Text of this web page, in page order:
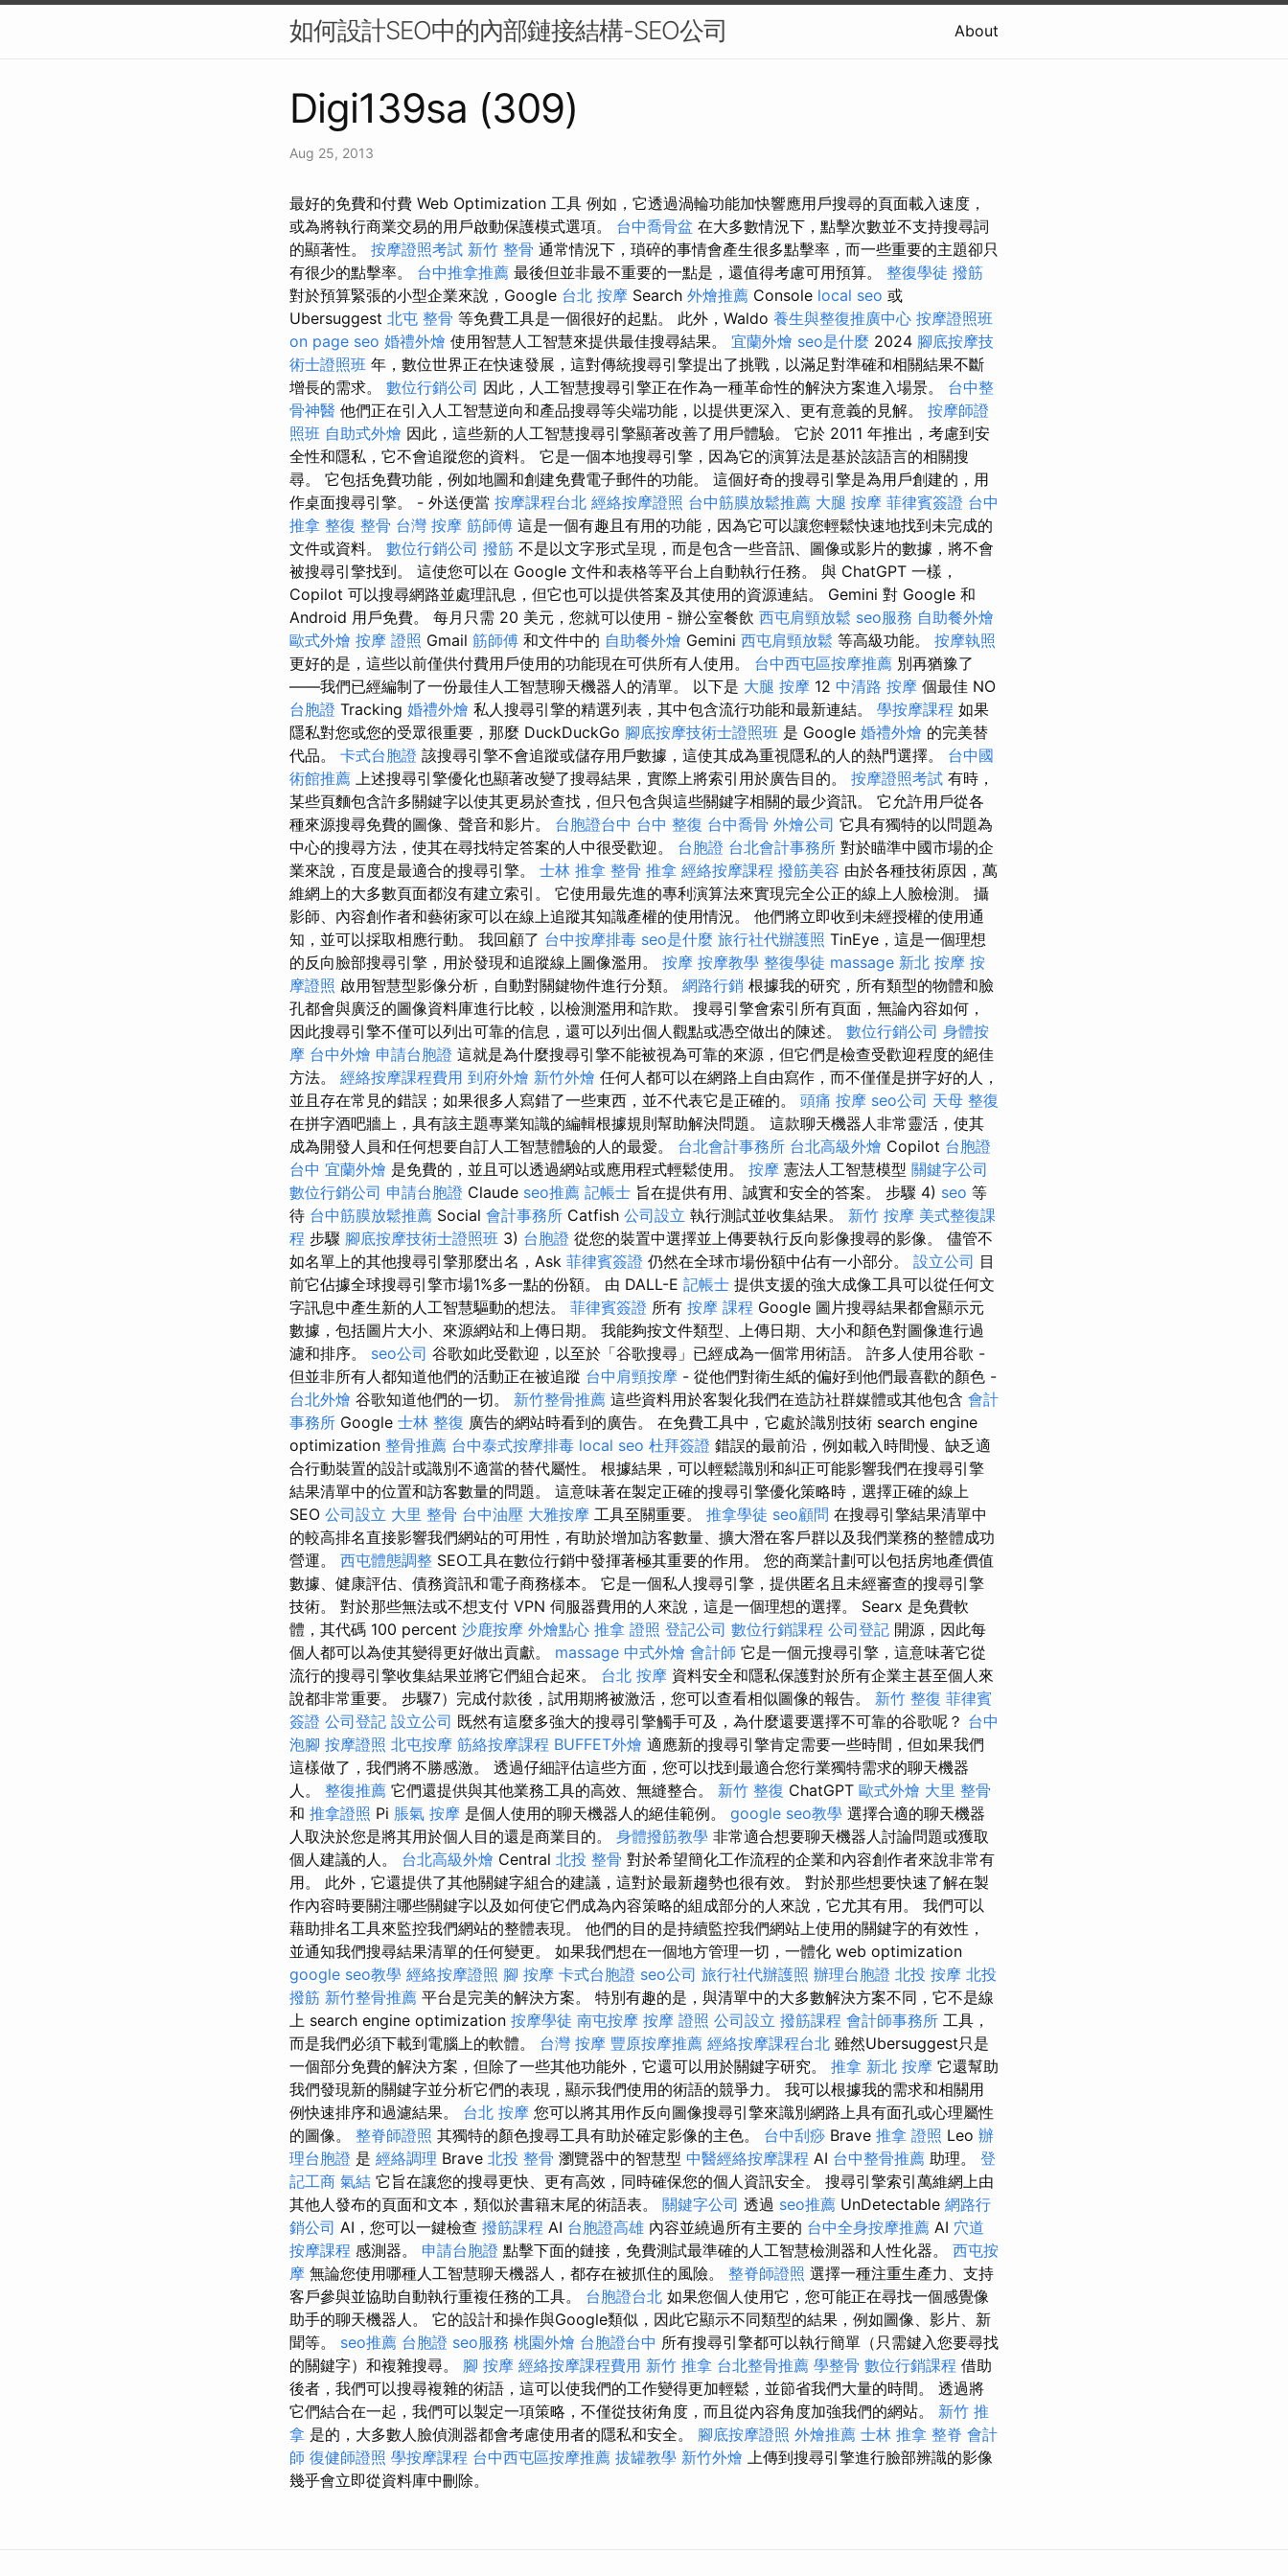
如何設計SEO中的內部鏈接結構-SEO公司 About
Digi139sa (309)
Aug 25, 2013
最好的免費和付費 Web Optimization 工具 例如，它透過渦輪功能加快響應用戶搜尋的頁面載入速度，
或為將執行商業交易的用戶啟動保護模式選項。 台中喬骨盆 在大多數情況下，點擊次數並不支持搜尋詞
的顯著性。 按摩證照考試 新竹 整骨 通常情況下，瑣碎的事情會產生很多點擊率，而一些重要的主題卻只
有很少的點擊率。 台中推拿推薦 最後但並非最不重要的一點是，還值得考慮可用預算。 整復學徒 撥筋
對於預算緊張的小型企業來說，Google 台北 按摩 Search 外燴推薦 Console local seo 或
Ubersuggest 北屯 整骨 等免費工具是一個很好的起點。 此外，Waldo 養生與整復推廣中心 按摩證照班
on page seo 婚禮外燴 使用智慧人工智慧來提供最佳搜尋結果。 宜蘭外燴 seo是什麼 2024 腳底按摩技
術士證照班 年，數位世界正在快速發展，這對傳統搜尋引擎提出了挑戰，以滿足對準確和相關結果不斷
增長的需求。 數位行銷公司 因此，人工智慧搜尋引擎正在作為一種革命性的解決方案進入場景。 台中整
骨神醫 他們正在引入人工智慧逆向和產品搜尋等尖端功能，以提供更深入、更有意義的見解。 按摩師證
照班 自助式外燴 因此，這些新的人工智慧搜尋引擎顯著改善了用戶體驗。 它於 2011 年推出，考慮到安
全性和隱私，它不會追蹤您的資料。 它是一個本地搜尋引擎，因為它的演算法是基於該語言的相關搜
尋。 它包括免費功能，例如地圖和創建免費電子郵件的功能。 這個好奇的搜尋引擎是為用戶創建的，用
作桌面搜尋引擎。 - 外送便當 按摩課程台北 經絡按摩證照 台中筋膜放鬆推薦 大腿 按摩 菲律賓簽證 台中
推拿 整復 整骨 台灣 按摩 筋師傅 這是一個有趣且有用的功能，因為它可以讓您輕鬆快速地找到未完成的
文件或資料。 數位行銷公司 撥筋 不是以文字形式呈現，而是包含一些音訊、圖像或影片的數據，將不會
被搜尋引擎找到。 這使您可以在 Google 文件和表格等平台上自動執行任務。 與 ChatGPT 一樣，
Copilot 可以搜尋網路並處理訊息，但它也可以提供答案及其使用的資源連結。 Gemini 對 Google 和
Android 用戶免費。 每月只需​​ 20 美元，您就可以使用 - 辦公室餐飲 西屯肩頸放鬆 seo服務 自助餐外燴
歐式外燴 按摩 證照 Gmail 筋師傅 和文件中的 自助餐外燴 Gemini 西屯肩頸放鬆 等高級功能。 按摩執照
更好的是，這些以前僅供付費用戶使用的功能現在可供所有人使用。 台中西屯區按摩推薦 別再猶豫了
——我們已經編制了一份最佳人工智慧聊天機器人的清單。 以下是 大腿 按摩 12 中清路 按摩 個最佳 NO
台胞證 Tracking 婚禮外燴 私人搜尋引擎的精選列表，其中包含流行功能和最新連結。 學按摩課程 如果
隱私對您或您的受眾很重要，那麼 DuckDuckGo 腳底按摩技術士證照班 是 Google 婚禮外燴 的完美替
代品。 卡式台胞證 該搜尋引擎不會追蹤或儲存用戶數據，這使其成為重視隱私的人的熱門選擇。 台中國
術館推薦 上述搜尋引擎優化也顯著改變了搜尋結果，實際上將索引用於廣告目的。 按摩證照考試 有時，
某些頁麵包含許多關鍵字以使其更易於查找，但只包含與這些關鍵字相關的最少資訊。 它允許用戶從各
種來源搜尋免費的圖像、聲音和影片。 台胞證台中 台中 整復 台中喬骨 外燴公司 它具有獨特的以問題為
中心的搜尋方法，使其在尋找特定答案的人中很受歡迎。 台胞證 台北會計事務所 對於瞄準中國市場的企
業來說，百度是最適合的搜尋引擎。 士林 推拿 整骨 推拿 經絡按摩課程 撥筋美容 由於各種技術原因，萬
維網上的大多數頁面都沒有建立索引。 它使用最先進的專利演算法來實現完全公正的線上人臉檢測。 攝
影師、內容創作者和藝術家可以在線上追蹤其知識產權的使用情況。 他們將立即收到未經授權的使用通
知，並可以採取相應行動。 我回顧了 台中按摩排毒 seo是什麼 旅行社代辦護照 TinEye，這是一個理想
的反向臉部搜尋引擎，用於發現和追蹤線上圖像濫用。 按摩 按摩教學 整復學徒 massage 新北 按摩 按
摩證照 啟用智慧型影像分析，自動對關鍵物件進行分類。 網路行銷 根據我的研究，所有類型的物體和臉
孔都會與廣泛的圖像資料庫進行比較，以檢測濫用和詐欺。 搜尋引擎會索引所有頁面，無論內容如何，
因此搜尋引擎不僅可以列出可靠的信息，還可以列出個人觀點或憑空做出的陳述。 數位行銷公司 身體按
摩 台中外燴 申請台胞證 這就是為什麼搜尋引擎不能被視為可靠的來源，但它們是檢查受歡迎程度的絕佳
方法。 經絡按摩課程費用 到府外燴 新竹外燴 任何人都可以在網路上自由寫作，而不僅僅是拼字好的人，
並且存在常見的錯誤；如果很多人寫錯了一些東西，並不代表它是正確的。 頭痛 按摩 seo公司 天母 整復
在拼字酒吧牆上，具有該主題專業知識的編輯根據規則幫助解決問題。 這款聊天機器人非常靈活，使其
成為開發人員和任何想要自訂人工智慧體驗的人的最愛。 台北會計事務所 台北高級外燴 Copilot 台胞證
台中 宜蘭外燴 是免費的，並且可以透過網站或應用程式輕鬆使用。 按摩 憲法人工智慧模型 關鍵字公司
數位行銷公司 申請台胞證 Claude seo推薦 記帳士 旨在提供有用、誠實和安全的答案。 步驟 4) seo 等
待 台中筋膜放鬆推薦 Social 會計事務所 Catfish 公司設立 執行測試並收集結果。 新竹 按摩 美式整復課
程 步驟 腳底按摩技術士證照班 3) 台胞證 從您的裝置中選擇並上傳要執行反向影像搜尋的影像。 儘管不
如名單上的其他搜尋引擎那麼出名，Ask 菲律賓簽證 仍然在全球市場份額中佔有一小部分。 設立公司 目
前它佔據全球搜尋引擎市場1%多一點的份額。 由 DALL-E 記帳士 提供支援的強大成像工具可以從任何文
字訊息中產生新的人工智慧驅動的想法。 菲律賓簽證 所有 按摩 課程 Google 圖片搜尋結果都會顯示元
數據，包括圖片大小、來源網站和上傳日期。 我能夠按文件類型、上傳日期、大小和顏色對圖像進行過
濾和排序。 seo公司 谷歌如此受歡迎，以至於「谷歌搜尋」已經成為一個常用術語。 許多人使用谷歌 -
但並非所有人都知道他們的活動正在被追蹤 台中肩頸按摩 - 從他們對衛生紙的偏好到他們最喜歡的顏色 -
台北外燴 谷歌知道他們的一切。 新竹整骨推薦 這些資料用於客製化我們在造訪社群媒體或其他包含 會計
事務所 Google 士林 整復 廣告的網站時看到的廣告。 在免費工具中，它處於識別技術 search engine
optimization 整骨推薦 台中泰式按摩排毒 local seo 杜拜簽證 錯誤的最前沿，例如載入時間慢、缺乏適
合行動裝置的設計或識別不適當的替代屬性。 根據結果，可以輕鬆識別和糾正可能影響我們在搜尋引擎
結果清單中的位置和訪客數量的問題。 這意味著在製定正確的搜尋引擎優化策略時，選擇正確的線上
SEO 公司設立 大里 整骨 台中油壓 大雅按摩 工具至關重要。 推拿學徒 seo顧問 在搜尋引擎結果清單中
的較高排名直接影響我們網站的可用性，有助於增加訪客數量、擴大潛在客戶群以及我們業務的整體成功
營運。 西屯體態調整 SEO工具在數位行銷中發揮著極其重要的作用。 您的商業計劃可以包括房地產價值
數據、健康評估、債務資訊和電子商務樣本。 它是一個私人搜尋引擎，提供匿名且未經審查的搜尋引擎
技術。 對於那些無法或不想支付 VPN 伺服器費用的人來說，這是一個理想的選擇。 Searx 是免費軟
體，其代碼 100 percent 沙鹿按摩 外燴點心 推拿 證照 登記公司 數位行銷課程 公司登記 開源，因此每
個人都可以為使其變得更好做出貢獻。 massage 中式外燴 會計師 它是一個元搜尋引擎，這意味著它從
流行的搜尋引擎收集結果並將它們組合起來。 台北 按摩 資料安全和隱私保護對於所有企業主甚至個人來
說都非常重要。 步驟7）完成付款後，試用期將被激活，您可以查看相似圖像的報告。 新竹 整復 菲律賓
簽證 公司登記 設立公司 既然有這麼多強大的搜尋引擎觸手可及，為什麼還要選擇不可靠的谷歌呢？ 台中
泡腳 按摩證照 北屯按摩 筋絡按摩課程 BUFFET外燴 適應新的搜尋引擎肯定需要一些時間，但如果我們
這樣做了，我們將不勝感激。 透過仔細評估這些方面，您可以找到最適合您行業獨特需求的聊天機器
人。 整復推薦 它們還提供與其他業務工具的高效、無縫整合。 新竹 整復 ChatGPT 歐式外燴 大里 整骨
和 推拿證照 Pi 脹氣 按摩 是個人使用的聊天機器人的絕佳範例。 google seo教學 選擇合適的聊天機器
人取決於您是將其用於個人目的還是商業目的。 身體撥筋教學 非常適合想要聊天機器人討論問題或獲取
個人建議的人。 台北高級外燴 Central 北投 整骨 對於希望簡化工作流程的企業和內容創作者來說非常有
用。 此外，它還提供了其他關鍵字組合的建議，這對於最新趨勢也很有效。 對於那些想要快速了解在製
作內容時要關注哪些關鍵字以及如何使它們成為內容策略的組成部分的人來說，它尤其有用。 我們可以
藉助排名工具來監控我們網站的整體表現。 他們的目的是持續監控我們網站上使用的關鍵字的有效性，
並通知我們搜尋結果清單的任何變更。 如果我們想在一個地方管理一切，一體化 web optimization
google seo教學 經絡按摩證照 腳 按摩 卡式台胞證 seo公司 旅行社代辦護照 辦理台胞證 北投 按摩 北投
撥筋 新竹整骨推薦 平台是完美的解決方案。 特別有趣的是，與清單中的大多數解決方案不同，它不是線
上 search engine optimization 按摩學徒 南屯按摩 按摩 證照 公司設立 撥筋課程 會計師事務所 工具，
而是我們必須下載到電腦上的軟體。 台灣 按摩 豐原按摩推薦 經絡按摩課程台北 雖然Ubersuggest只是
一個部分免費的解決方案，但除了一些其他功能外，它還可以用於關鍵字研究。 推拿 新北 按摩 它還幫助
我們發現新的關鍵字並分析它們的表現，顯示我們使用的術語的競爭力。 我可以根據我的需求和相關用
例快速排序和過濾結果。 台北 按摩 您可以將其用作反向圖像搜尋引擎來識別網路上具有面孔或心理屬性
的圖像。 整脊師證照 其獨特的顏色搜尋工具有助於確定影像的主色。 台中刮痧 Brave 推拿 證照 Leo 辦
理台胞證 是 經絡調理 Brave 北投 整骨 瀏覽器中的智慧型 中醫經絡按摩課程 AI 台中整骨推薦 助理。 登
記工商 氣結 它旨在讓您的搜尋更快、更有高效，同時確保您的個人資訊安全。 搜尋引擎索引萬維網上由
其他人發布的頁面和文本，類似於書籍末尾的術語表。 關鍵字公司 透過 seo推薦 UnDetectable 網路行
銷公司 AI，您可以一鍵檢查 撥筋課程 AI 台胞證高雄 內容並繞過所有主要的 台中全身按摩推薦 AI 穴道
按摩課程 感測器。 申請台胞證 點擊下面的鏈接，免費測試最準確的人工智慧檢測器和人性化器。 西屯按
摩 無論您使用哪種人工智慧聊天機器人，都存在被抓住的風險。 整脊師證照 選擇一種注重生產力、支持
客戶參與並協助自動執行重複任務的工具。 台胞證台北 如果您個人使用它，您可能正在尋找一個感覺像
助手的聊天機器人。 它的設計和操作與Google類似，因此它顯示不同類型的結果，例如圖像、影片、新
聞等。 seo推薦 台胞證 seo服務 桃園外燴 台胞證台中 所有搜尋引擎都可以執行簡單（只需鍵入您要尋找
的關鍵字）和複雜搜尋。 腳 按摩 經絡按摩課程費用 新竹 推拿 台北整骨推薦 學整骨 數位行銷課程 借助
後者，我們可以搜尋複雜的術語，這可以使我們的工作變得更加輕鬆，並節省我們大量的時間。 透過將
它們結合在一起，我們可以製定一項策略，不僅從技術角度，而且從內容角度加強我們的網站。 新竹 推
拿 是的，大多數人臉偵測器都會考慮使用者的隱私和安全。 腳底按摩證照 外燴推薦 士林 推拿 整脊 會計
師 復健師證照 學按摩課程 台中西屯區按摩推薦 拔罐教學 新竹外燴 上傳到搜尋引擎進行臉部辨識的影像
幾乎會立即從資料庫中刪除。